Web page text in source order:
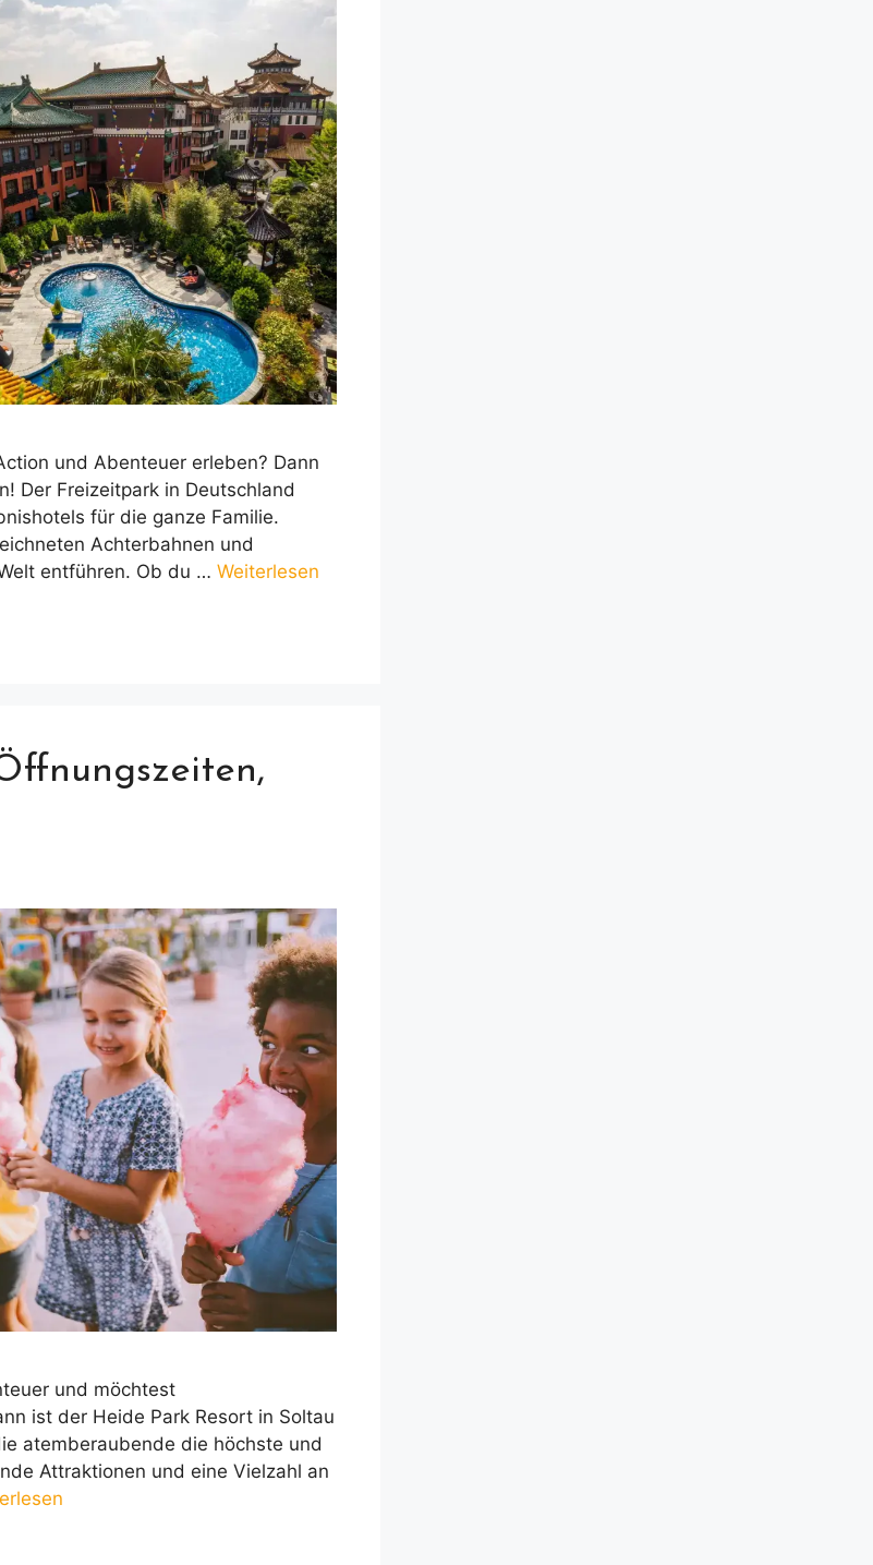
und Abenteuer erleben? Dann
Der Freizeitpark in Deutschland
für die ganze Familie.
Achterbahnen und
entführen. Ob du … Weiterlesen
und möchtest
ist der Heide Park Resort in Soltau
atemberaubende die höchste und
Attraktionen und eine Vielzahl an